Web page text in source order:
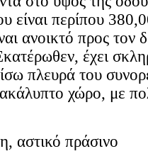
είναι περίπου
ανοικτό προς τον
έχει
πλευρά του
χώρο, με